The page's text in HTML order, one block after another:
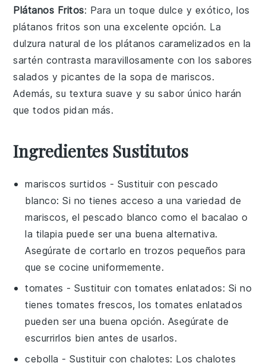
Plátanos Fritos: Para un toque dulce y exótico, los
plátanos fritos son una excelente opción. La
dulzura natural de los plátanos caramelizados en la
sartén contrasta maravillosamente con los sabores
salados y picantes de la sopa de mariscos.
Además, su textura suave y su sabor único harán
que todos pidan más.
Ingredientes Sustitutos
mariscos surtidos - Sustituir conpescado
blanco: Si no tienes acceso a una variedad de
mariscos, el pescado blanco como el bacalao o
la tilapia puede ser una buena alternativa.
Asegúrate de cortarlo en trozos pequeños para
que se cocine uniformemente.
tomates - Sustituir contomates enlatados: Si no
tienes tomates frescos, los tomates enlatados
pueden ser una buena opción. Asegúrate de
escurrirlos bien antes de usarlos.
cebolla - Sustituir conchalotes: Los chalotes